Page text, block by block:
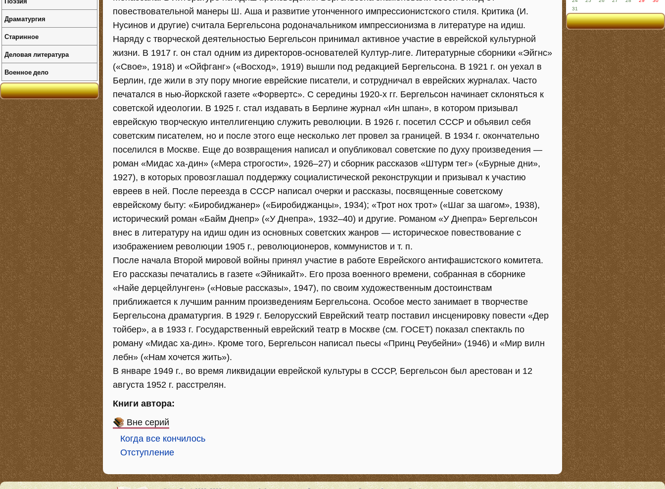
повествовательной манеры Ш. Аша и развитие утонченного импрессионистского стиля. Критика (И.
Нусинов и другие) считала Бергельсона родоначальником импрессионизма в литературе на идиш.
Наряду с творческой деятельностью Бергельсон принимал активное участие в еврейской культурной
жизни. В 1917 г. он стал одним из директоров-основателей Култур-лиге. Литературные сборники «Эйгнс»
(«Свое», 1918) и «Ойфганг» («Восход», 1919) вышли под редакцией Бергельсона. В 1921 г. он уехал в
Берлин, где жили в эту пору многие еврейские писатели, и сотрудничал в еврейских журналах. Часто
печатался в нью-йоркской газете «Форвертс». С середины 1920-х гг. Бергельсон начинает склоняться к
советской идеологии. В 1925 г. стал издавать в Берлине журнал «Ин шпан», в котором призывал
еврейскую творческую интеллигенцию служить революции. В 1926 г. посетил СССР и объявил себя
советским писателем, но и после этого еще несколько лет провел за границей. В 1934 г. окончательно
поселился в Москве. Еще до возвращения написал и опубликовал советские по духу произведения —
роман «Мидас ха-дин» («Мера строгости», 1926–27) и сборник рассказов «Штурм тег» («Бурные дни»,
1927), в которых провозглашал поддержку социалистической реконструкции и призывал к участию
евреев в ней. После переезда в СССР написал очерки и рассказы, посвященные советскому
еврейскому быту: «Биробиджанер» («Биробиджанцы», 1934); «Трот нох трот» («Шаг за шагом», 1938),
исторический роман «Байм Днепр» («У Днепра», 1932–40) и другие. Романом «У Днепра» Бергельсон
внес в литературу на идиш один из основных советских жанров — историческое повествование с
изображением революции 1905 г., революционеров, коммунистов и т. п.
После начала Второй мировой войны принял участие в работе Еврейского антифашистского комитета.
Его рассказы печатались в газете «Эйникайт». Его проза военного времени, собранная в сборнике
«Найе дерцейлунген» («Новые рассказы», 1947), по своим художественным достоинствам
приближается к лучшим ранним произведениям Бергельсона. Особое место занимает в творчестве
Бергельсона драматургия. В 1929 г. Белорусский Еврейский театр поставил инсценировку повести «Дер
тойбер», а в 1933 г. Государственный еврейский театр в Москве (см. ГОСЕТ) показал спектакль по
роману «Мидас ха-дин». Кроме того, Бергельсон написал пьесы «Принц Реубейни» (1946) и «Мир вилн
лебн» («Нам хочется жить»).
В январе 1949 г., во время ликвидации еврейской культуры в СССР, Бергельсон был арестован и 12
августа 1952 г. расстрелян.
Книги автора:
Вне серий
Когда все кончилось
Отступление
31
Драматургия
Старинное
Деловая литература
Военное дело